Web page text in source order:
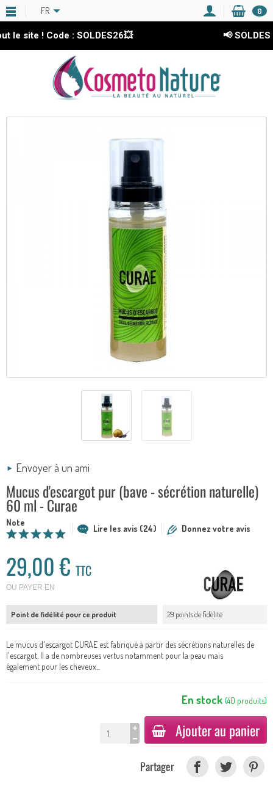
: SOLDES26💥 📢 SOLDES 2026-
FR 0
Envoyer à un ami
Mucus d'escargot pur (bave - sécrétion naturelle)
60 ml - Curae
Note
Lire les avis (24) Donnez votre avis
29,00 € TTC
OU PAYER EN
Point de fidélité pour ce produit 29 points de fidélité
Le mucus d'escargot CURAE est fabriqué à partir des sécrétions naturelles de
l'escargot. Il a de nombreuses vertus notamment pour la peau mais
également pour les cheveux...
En stock (40 produits)
Ajouter au panier
Partager